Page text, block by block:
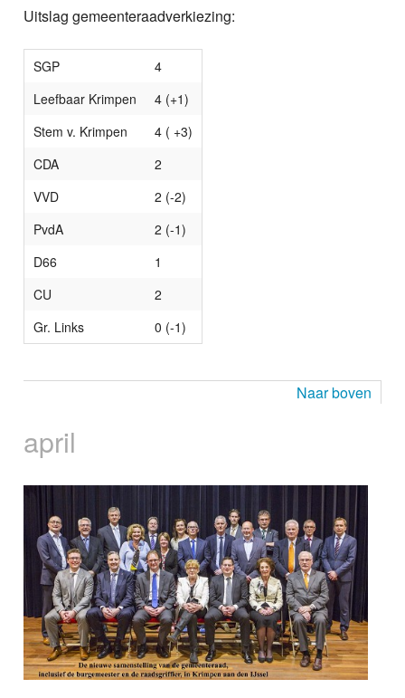
Uitslag gemeenteraadverkiezing:
SGP
4
Leefbaar Krimpen
4 (+1)
Stem v. Krimpen
4 ( +3)
CDA
2
VVD
2 (-2)
PvdA
2 (-1)
D66
1
CU
2
Gr. Links
0 (-1)
Naar boven
april